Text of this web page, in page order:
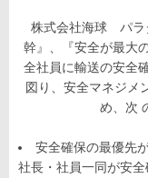
株式会社海球 パラ
幹』、『安全が最大
全社員に輸送の安全
図り、安全マネジメ
め、次
安全確保の最優先
社長・社員一同が安全